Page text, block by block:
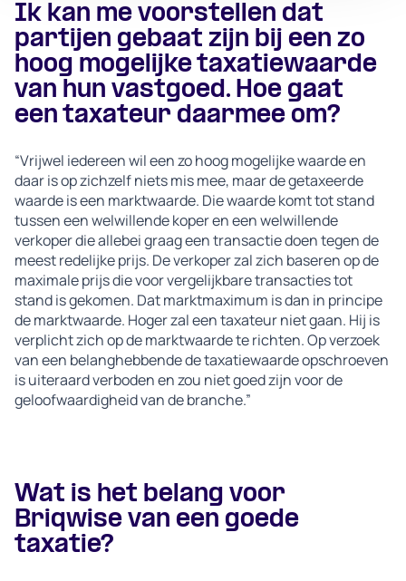
Ik kan me voorstellen dat
partijen gebaat zijn bij een zo
hoog mogelijke taxatiewaarde
van hun vastgoed. Hoe gaat
een taxateur daarmee om?
“Vrijwel iedereen wil een zo hoog mogelijke waarde en
daar is op zichzelf niets mis mee, maar de getaxeerde
waarde is een marktwaarde. Die waarde komt tot stand
tussen een welwillende koper en een welwillende
verkoper die allebei graag een transactie doen tegen de
meest redelijke prijs. De verkoper zal zich baseren op de
maximale prijs die voor vergelijkbare transacties tot
stand is gekomen. Dat marktmaximum is dan in principe
de marktwaarde. Hoger zal een taxateur niet gaan. Hij is
verplicht zich op de marktwaarde te richten. Op verzoek
van een belanghebbende de taxatiewaarde opschroeven
is uiteraard verboden en zou niet goed zijn voor de
geloofwaardigheid van de branche.”
Wat is het belang voor
Briqwise van een goede
taxatie?